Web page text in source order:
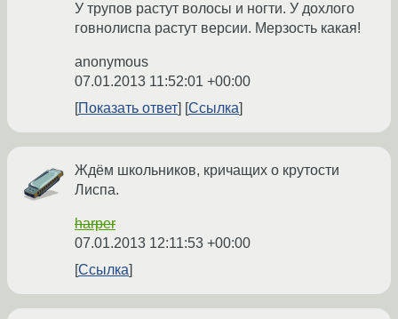
У трупов растут волосы и ногти. У дохлого
говнолиспа растут версии. Мерзость какая!
anonymous
07.01.2013 11:52:01 +00:00
Показать ответ
Ссылка
Ждём школьников, кричащих о крутости
Лиспа.
harper
07.01.2013 12:11:53 +00:00
Ссылка